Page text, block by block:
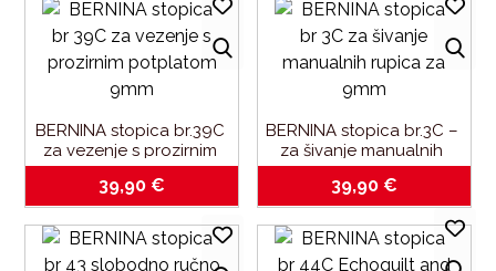
BERNINA stopica br.39C
za vezenje s prozirnim
potplatom-9mm
39,90 €
BERNINA stopica br.3C –
za šivanje manualnih
rupica_za 9mm
39,90 €